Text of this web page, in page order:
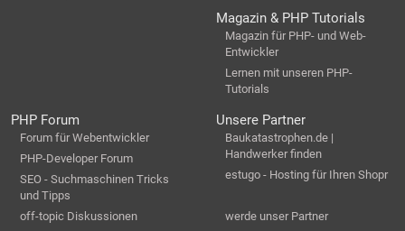
Magazin & PHP Tutorials
Magazin für PHP- und Web-
Entwickler
Lernen mit unseren PHP-
Tutorials
PHP Forum
Forum für Webentwickler
PHP-Developer Forum
SEO - Suchmaschinen Tricks
und Tipps
off-topic Diskussionen
Unsere Partner
Baukatastrophen.de |
Handwerker finden
estugo - Hosting für Ihren Shopr
werde unser Partner